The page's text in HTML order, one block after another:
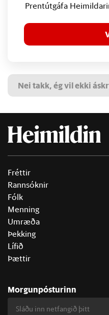
Prentútgáfa
Nei takk, ég vil ekki
Fréttir
Rannsóknir
Fólk
Menning
Umræða
Þekking
Lífið
Þættir
Morgunpósturinn